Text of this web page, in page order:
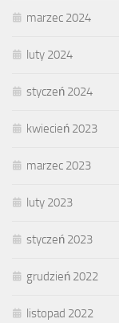
marzec 2024
luty 2024
styczeń 2024
kwiecień 2023
marzec 2023
luty 2023
styczeń 2023
grudzień 2022
listopad 2022